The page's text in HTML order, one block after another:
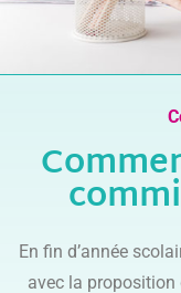
En fin d’année
avec la proposition